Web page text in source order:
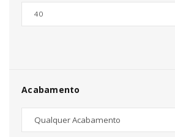
Acabamento